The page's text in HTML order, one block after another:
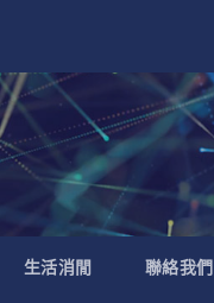
生活消閒 聯絡我們